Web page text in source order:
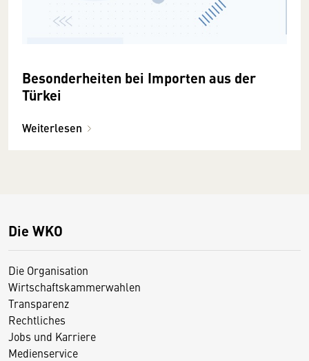
Besonderheiten bei Importen aus der
Türkei
Weiterlesen
Die WKO
Die Organisation
Wirtschaftskammerwahlen
Transparenz
Rechtliches
Jobs und Karriere
Medienservice